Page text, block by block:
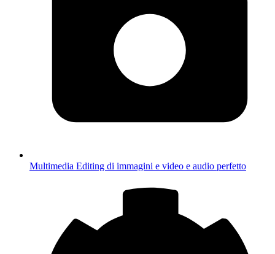
Multimedia Editing di immagini e video e audio perfetto